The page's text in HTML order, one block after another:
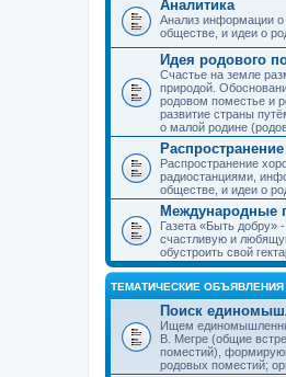
Аналитика
Анализ информации о
обществе, и идеи о
Идея родового
Счастье на земле
природой.
родовом поместье и
развитие страны
о малой родине
Распространение
радиостанциями,
обществе, и идеи о
Международные
Газета «Быть добру»
счастливую и
обустроить свой
ТЕМАТИЧЕСКИЕ ОБЪЯВЛЕНИЯ
Поиск
Ищем
В. Мегре (общие
поместий),
родовых поместий;